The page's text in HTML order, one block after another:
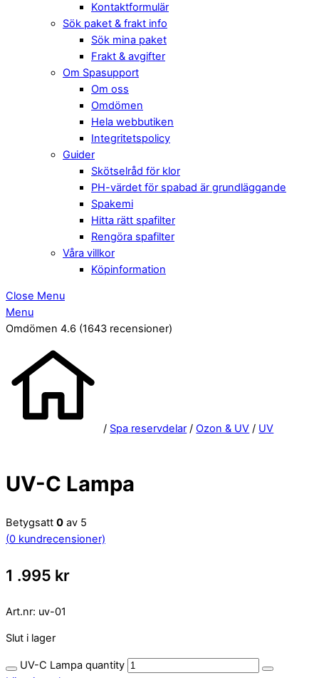
Kontaktformulär
Sök paket & frakt info
Sök mina paket
Frakt & avgifter
Om Spasupport
Om oss
Omdömen
Hela webbutiken
Integritetspolicy
Guider
Skötselråd för klor
PH-värdet för spabad är grundläggande
Spakemi
Hitta rätt spafilter
Rengöra spafilter
Våra villkor
Köpinformation
Close Menu
Menu
Omdömen 4.6 (1643 recensioner)
/ Spa reservdelar /Ozon & UV / UV
UV-C Lampa
Betygsatt 0 av 5
(0 kundrecensioner)
1 .995 kr
Art.nr: uv-01
Slut i lager
UV-C Lampa quantity